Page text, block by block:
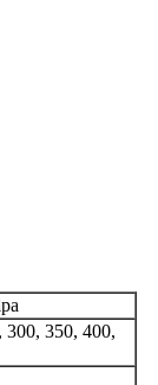
300, 350, 400,